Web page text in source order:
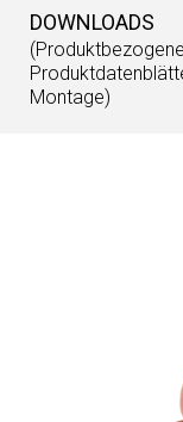
DOWNLOADS
Montage)